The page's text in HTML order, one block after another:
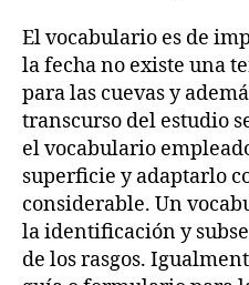
El vocabulario es de
la fecha no existe una
para las cuevas y
transcurso del estudio
el vocabulario
superficie y adaptarlo
considerable. Un
la identificación y
de los rasgos.